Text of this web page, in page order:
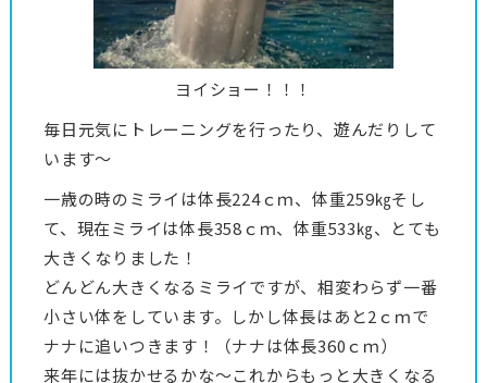
ヨイショー！！！
毎日元気にトレーニングを行ったり、遊んだりして
います～
一歳の時のミライは体長224ｃｍ、体重259㎏そし
て、現在ミライは体長358ｃｍ、体重533㎏、とても
大きくなりました！
どんどん大きくなるミライですが、相変わらず一番
小さい体をしています。しかし体長はあと2ｃｍで
ナナに追いつきます！（ナナは体長360ｃｍ）
来年には抜かせるかな～これからもっと大きくなる